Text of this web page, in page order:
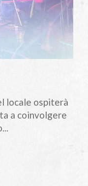
locale ospiterà
a coinvolgere